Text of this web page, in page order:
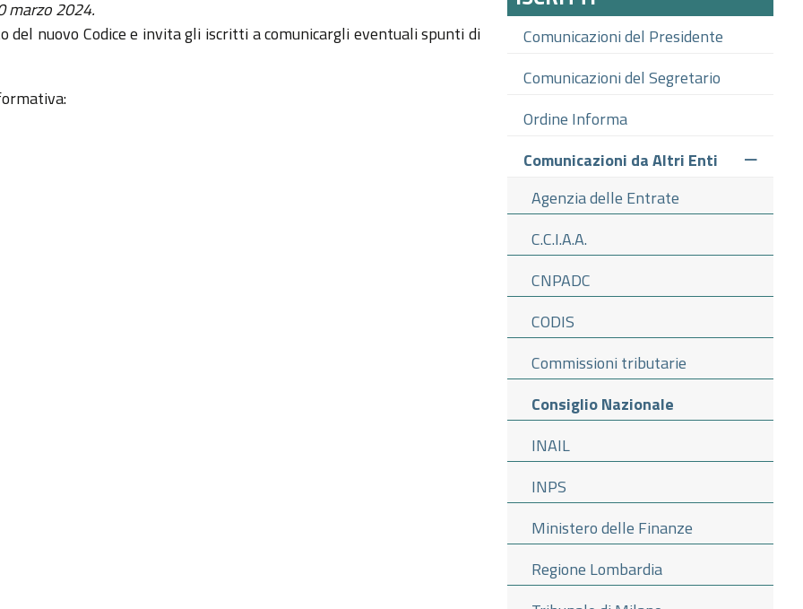
marzo 2024.
del nuovo Codice e invita gli iscritti a comunicargli eventuali spunti di
Comunicazioni del Presidente
Comunicazioni del Segretario
Ordine Informa
Comunicazioni da Altri Enti
Agenzia delle Entrate
C.C.I.A.A.
CNPADC
CODIS
Commissioni tributarie
Consiglio Nazionale
INAIL
INPS
Ministero delle Finanze
Regione Lombardia